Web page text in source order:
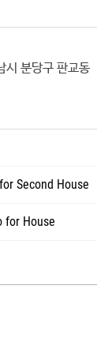
시 분당구 판교동
Second House
for House